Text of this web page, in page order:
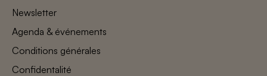
Newsletter
Agenda & événements
Conditions générales
Confidentalité